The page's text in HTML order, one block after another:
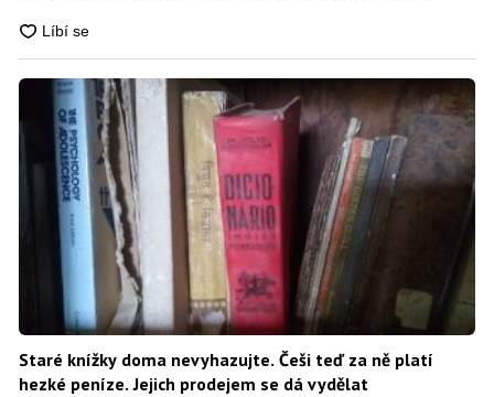
Staré knížky doma nevyhazujte. Češi teď za ně platí
hezké peníze. Jejich prodejem se dá vydělat